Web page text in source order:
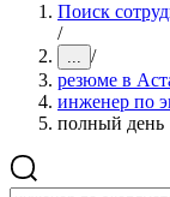
Поиск
/
... /
резюме в
инженер по
полный день